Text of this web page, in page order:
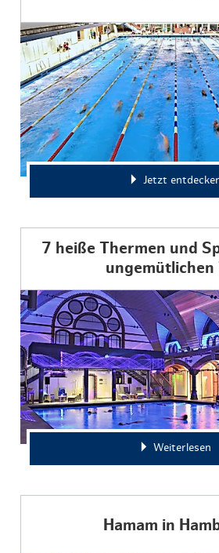
Jetzt
7 heiße Thermen und
ungemütlichen
Weiterlesen
Hamam in